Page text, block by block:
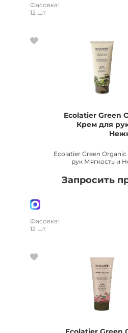
Фасовка:
12 шт
Ecolatier Green
Крем для
Ecolatier Green
рук Мягкость и
Запросить
Фасовка:
12 шт